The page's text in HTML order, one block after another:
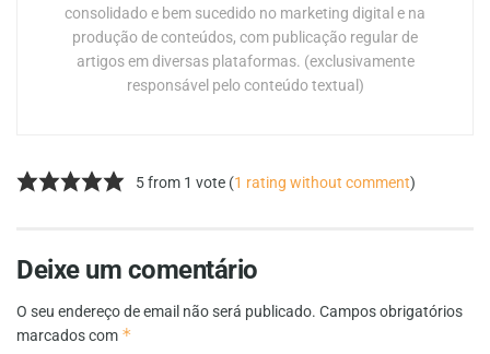
consolidado e bem sucedido no marketing digital e na
produção de conteúdos, com publicação regular de
artigos em diversas plataformas. (exclusivamente
responsável pelo conteúdo textual)
5 from 1 vote (1 rating without comment)
Deixe um comentário
O seu endereço de email não será publicado. Campos obrigatórios
marcados com *